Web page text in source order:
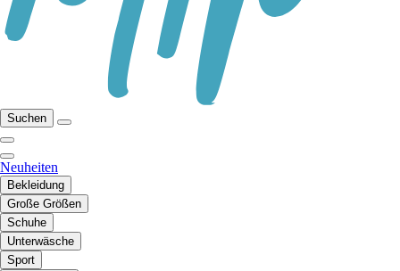
Suchen
Neuheiten
Bekleidung
Große Größen
Schuhe
Unterwäsche
Sport